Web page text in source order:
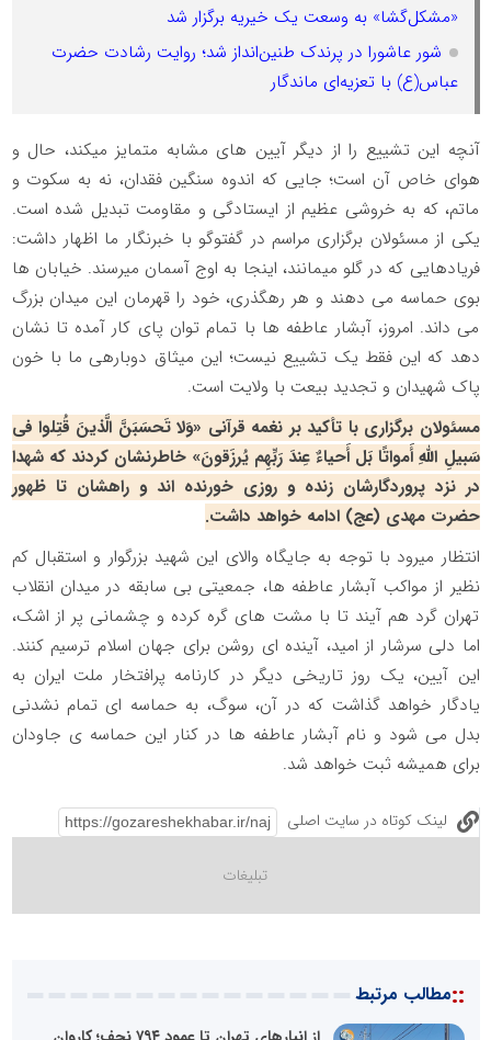
«مشکل‌گشا» به وسعت یک خیریه برگزار شد
شور عاشورا در پرندک طنین‌انداز شد؛ روایت رشادت حضرت
عباس(ع) با تعزیه‌ای ماندگار
آنچه این تشییع را از دیگر آیین های مشابه متمایز میکند، حال و
هوای خاص آن است؛ جایی که اندوه سنگین فقدان، نه به سکوت و
ماتم، که به خروشی عظیم از ایستادگی و مقاومت تبدیل شده است.
یکی از مسئولان برگزاری مراسم در گفتوگو با خبرنگار ما اظهار داشت:
فریادهایی که در گلو میمانند، اینجا به اوج آسمان میرسند. خیابان ها
بوی حماسه می دهند و هر رهگذری، خود را قهرمان این میدان بزرگ
می داند. امروز، آبشار عاطفه ها با تمام توان پای کار آمده تا نشان
دهد که این فقط یک تشییع نیست؛ این میثاق دوبارهی ما با خون
پاک شهیدان و تجدید بیعت با ولایت است.
مسئولان برگزاری با تأکید بر نغمه قرآنی «وَلا تَحسَبَنَّ الَّذینَ قُتِلوا فی
سَبیلِ اللَّهِ أَمواتًا بَل أَحیاءٌ عِندَ رَبِّهِم یُرزَقونَ» خاطرنشان کردند که شهدا
در نزد پروردگارشان زنده و روزی خورنده اند و راهشان تا ظهور
حضرت مهدی (عج) ادامه خواهد داشت.
انتظار میرود با توجه به جایگاه والای این شهید بزرگوار و استقبال کم
نظیر از مواکب آبشار عاطفه ها، جمعیتی بی سابقه در میدان انقلاب
تهران گرد هم آیند تا با مشت های گره کرده و چشمانی پر از اشک،
اما دلی سرشار از امید، آینده ای روشن برای جهان اسلام ترسیم کنند.
این آیین، یک روز تاریخی دیگر در کارنامه پرافتخار ملت ایران به
یادگار خواهد گذاشت که در آن، سوگ، به حماسه ای تمام نشدنی
بدل می شود و نام آبشار عاطفه ها در کنار این حماسه ی جاودان
برای همیشه ثبت خواهد شد.
لینک کوتاه در سایت اصلی
::مطالب مرتبط